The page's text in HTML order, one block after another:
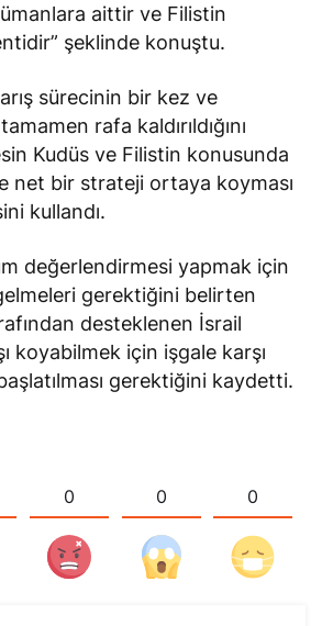
aittir ve Filistin
şeklinde konuştu.
sürecinin bir kez ve
rafa kaldırıldığını
Kudüs ve Filistin konusunda
net bir strateji ortaya koyması
kullandı.
değerlendirmesi yapmak için
gerektiğini belirten
desteklenen İsrail
koyabilmek için işgale karşı
gerektiğini kaydetti.
0 0 0